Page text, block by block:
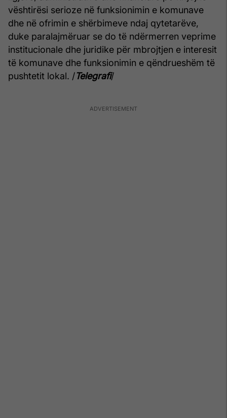
vështirësi serioze në funksionimin e komunave
dhe në ofrimin e shërbimeve ndaj qytetarëve,
duke paralajmëruar se do të ndërmerren veprime
institucionale dhe juridike për mbrojtjen e interesit
të komunave dhe funksionimin e qëndrueshëm të
pushtetit lokal. /Telegrafi/